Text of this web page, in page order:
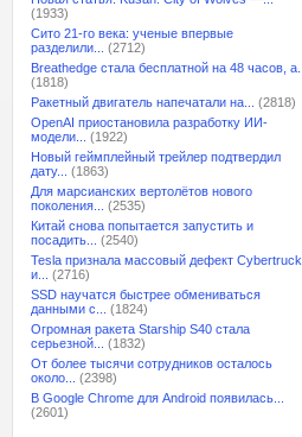
(1933)
Сито 21-го века: ученые впервые
разделили...
(2712)
Breathedge стала бесплатной на 48 часов, а...
(1818)
Ракетный двигатель напечатали на...
(2818)
OpenAI приостановила разработку ИИ-
модели...
(1922)
Новый геймплейный трейлер подтвердил
дату...
(1863)
Для марсианских вертолётов нового
поколения...
(2535)
Китай снова попытается запустить и
посадить...
(2540)
Tesla признала массовый дефект Cybertruck
и...
(2716)
SSD научатся быстрее обмениваться
данными с...
(1824)
Огромная ракета Starship S40 стала
серьезной...
(1832)
От более тысячи сотрудников осталось
около...
(2398)
В Google Chrome для Android появилась...
(2601)